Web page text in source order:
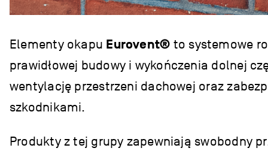
Elementy okapu Eurovent® to systemowe
prawidłowej budowy i wykończenia dolnej
wentylację przestrzeni dachowej oraz
szkodnikami.
Produkty z tej grupy zapewniają swobodny